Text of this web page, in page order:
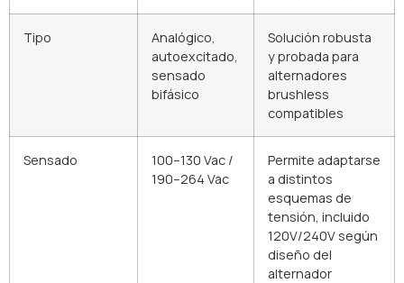
Tipo
Analógico,
autoexcitado,
sensado
bifásico
Solución robusta
y probada para
alternadores
brushless
compatibles
Sensado
100–130 Vac /
190–264 Vac
Permite adaptarse
a distintos
esquemas de
tensión, incluido
120V/240V según
diseño del
alternador